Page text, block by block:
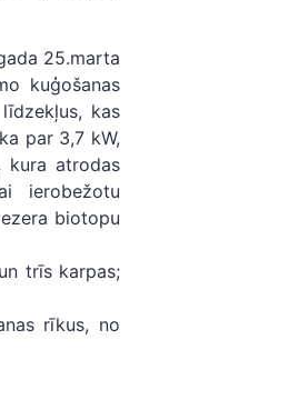
25.marta
kuģošanas
kas
par 3,7 kW,
kura atrodas
ierobežotu
biotopu
trīs karpas;
rīkus, no